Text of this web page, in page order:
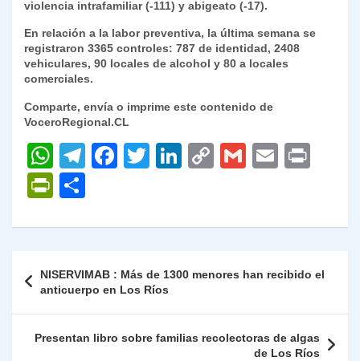
violencia intrafamiliar (-111) y abigeato (-17).
En relación a la labor preventiva, la última semana se
registraron 3365 controles: 787 de identidad, 2408
vehiculares, 90 locales de alcohol y 80 a locales
comerciales.
Comparte, envía o imprime este contenido de
VoceroRegional.CL
W
h
at
s
p
p
T
gr
m
F
e
o
o
k
T
er
Li
e
n
C
y
n
k
G
l
E
l
P
nt
Fr
ie
n
dl
m
p
ar
tir
de
entradas
NISERVIMAB : Más de 1300 menores han recibido el
anticuerpo en Los Ríos
Presentan libro sobre familias recolectoras de algas
de Los Ríos